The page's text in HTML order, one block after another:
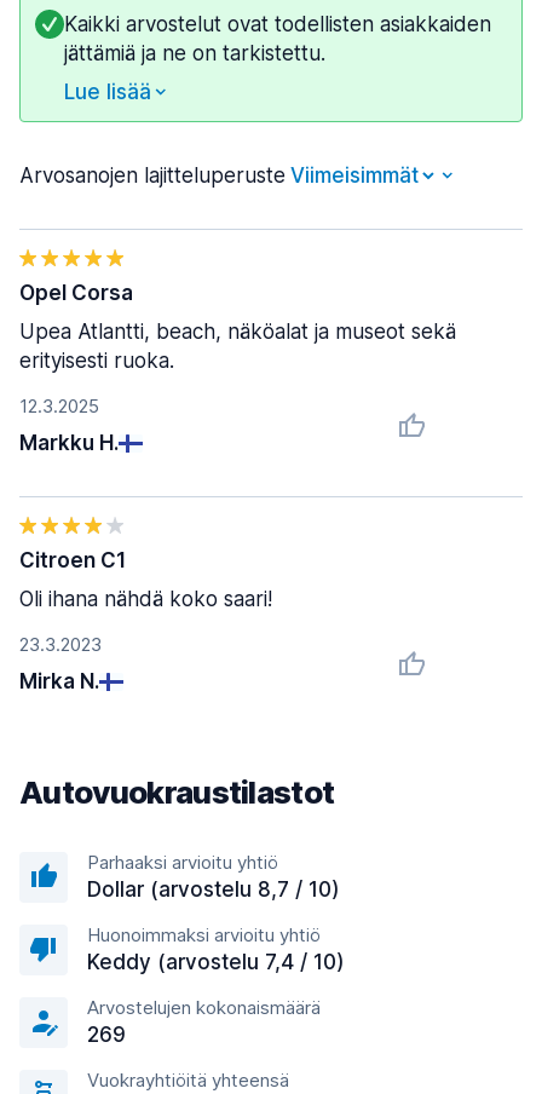
Kaikki arvostelut ovat todellisten asiakkaiden
jättämiä ja ne on tarkistettu.
Lue lisää
Arvosanojen lajitteluperuste
12.3.2025
Markku H.
Opel Corsa
Upea Atlantti, beach, näköalat ja museot sekä
erityisesti ruoka.
23.3.2023
Mirka N.
Citroen C1
Oli ihana nähdä koko saari!
Autovuokraustilastot
Parhaaksi arvioitu yhtiö
Dollar (arvostelu 8,7 / 10)
Huonoimmaksi arvioitu yhtiö
Keddy (arvostelu 7,4 / 10)
Arvostelujen kokonaismäärä
269
Vuokrayhtiöitä yhteensä